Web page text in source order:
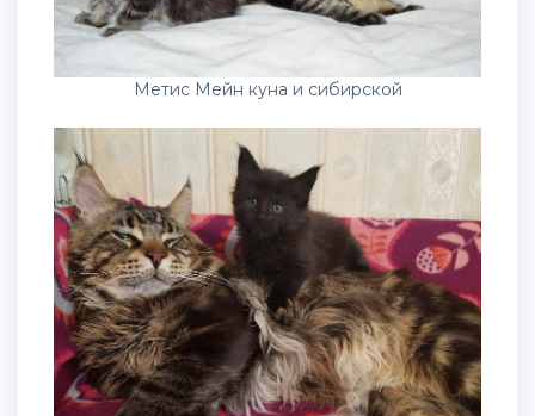
Метис Мейн куна и сибирской